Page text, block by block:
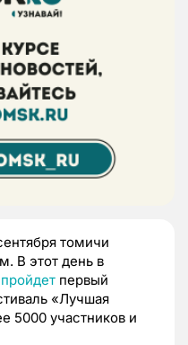
томичи
В этот день в
пройдет первый
«Лучшая
5000 участников и